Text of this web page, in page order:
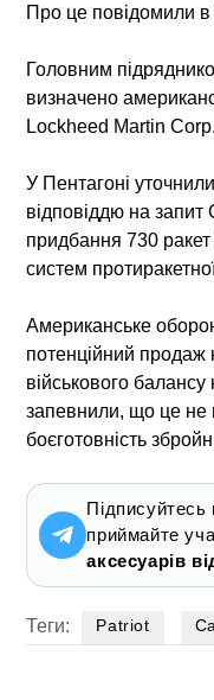
Про це повідомили
Головним
визначено
Lockheed Martin Corp.
У Пентагоні
відповіддю на запит
придбання 730
систем
Американське
потенційний продаж
військового
запевнили, що це не
боєготовність
приймайте
аксесуарів
Теги: Patriot